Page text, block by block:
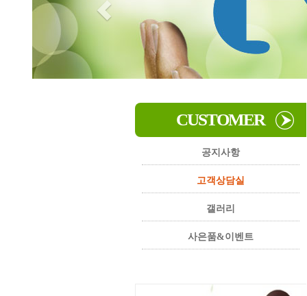
CUSTOMER
공지사항
고객상담실
갤러리
사은품&이벤트